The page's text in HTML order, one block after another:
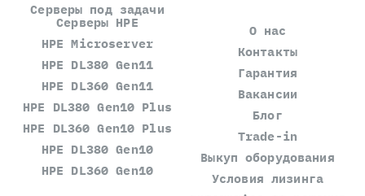
Серверы под задачи
Серверы HPE
HPE Microserver
HPE DL380 Gen11
HPE DL360 Gen11
HPE DL380 Gen10 Plus
HPE DL360 Gen10 Plus
HPE DL380 Gen10
HPE DL360 Gen10
О нас
Контакты
Гарантия
Вакансии
Блог
Trade-in
Выкуп оборудования
Условия лизинга